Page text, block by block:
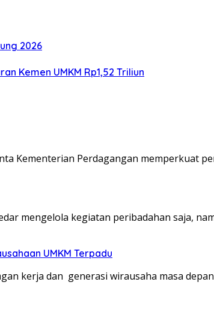
2026
Kemen UMKM Rp1,52 Triliun
Kementerian Perdagangan memperkuat
mengelola kegiatan peribadahan saja,
UMKM Terpadu
kerja dan generasi wirausaha masa